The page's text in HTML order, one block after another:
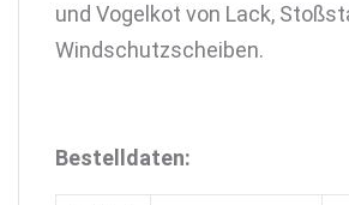
und Vogelkot von Lack,
Windschutzscheiben.
Bestelldaten: